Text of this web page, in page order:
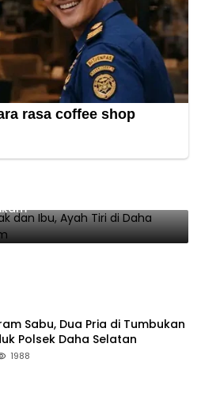
dan Ibu, Ayah Tiri di Daha
Sabu, Dua Pria di Tumbukan
Polsek Daha Selatan
1988